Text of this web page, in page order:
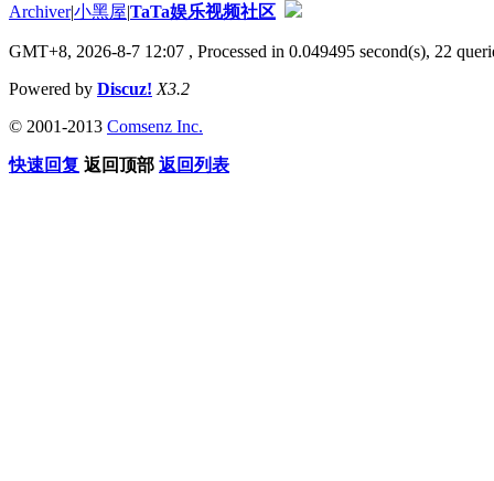
Archiver|小黑屋|TaTa娱乐视频社区
GMT+8, 2026-8-7 12:07 , Processed in 0.049495 second(s), 22
Powered by Discuz! X3.2
© 2001-2013 Comsenz Inc.
快速回复 返回顶部 返回列表